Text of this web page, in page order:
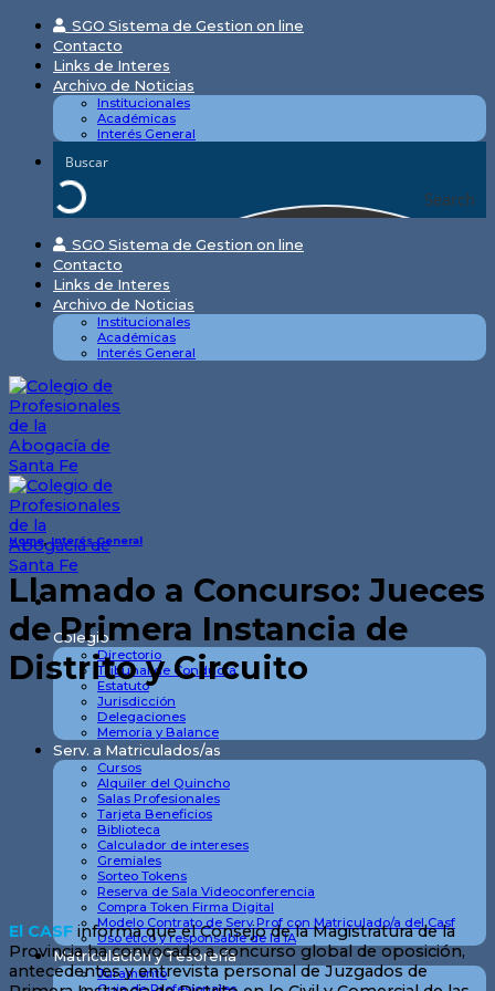
Skip
content
SGO Sistema de Gestion on line
Contacto
Links de Interes
Archivo de Noticias
Institucionales
Académicas
Interés General
Search
SGO Sistema de Gestion on line
Contacto
Links de Interes
Archivo de Noticias
Institucionales
Académicas
Interés General
Colegio
Directorio
Tribunal de Conducta
Estatuto
Jurisdicción
Delegaciones
Memoria y Balance
Serv. a Matriculados/as
Cursos
Alquiler del Quincho
Salas Profesionales
Tarjeta Beneficios
Biblioteca
Calculador de intereses
Gremiales
Sorteo Tokens
Reserva de Sala Videoconferencia
Compra Token Firma Digital
Modelo Contrato de Serv Prof con Matriculado/a del Casf
Uso ético y responsable de la IA
Matriculación y Tesorería
Juramento
Home,Interés General
Llamado a Concurso: Jueces
de Primera Instancia de
Distrito y Circuito
El CASF informa que el Consejo de la Magistratura de la
Provincia ha convocado a concurso global de oposición,
antecedentes y entrevista personal de Juzgados de